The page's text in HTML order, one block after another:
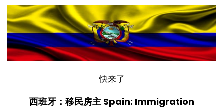
快来了
西班牙：移民房主 Spain: Immigration